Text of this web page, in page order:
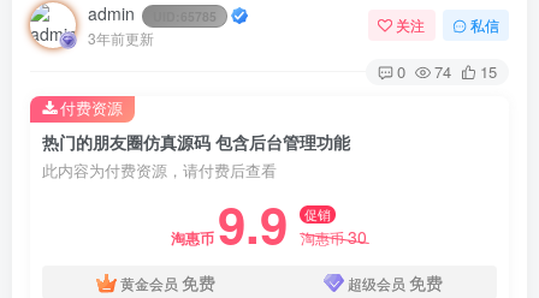
admin 65785
3年前更新
关注 私信
0 74 15
热门的朋友圈仿真源码 包含后台管理功能
此内容为付费资源，请付费后查看
淘惠币 9.9 促销
淘惠币30
黄金会员 免费 超级会员 免费
付费资源